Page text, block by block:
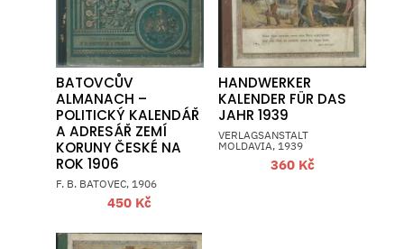
BATOVCŮV
ALMANACH –
POLITICKÝ KALENDÁŘ
A ADRESÁŘ ZEMÍ
KORUNY ČESKÉ NA
ROK 1906
F. B. BATOVEC, 1906
450 Kč
HANDWERKER
KALENDER FÜR DAS
JAHR 1939
VERLAGSANSTALT
MOLDAVIA, 1939
360 Kč